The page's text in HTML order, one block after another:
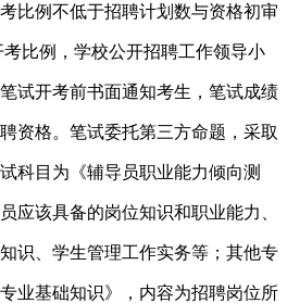
比例不低于招聘计划数与资格初审
比例，学校公开招聘工作领导小
试开考前书面通知考生，笔试成绩
资格。笔试委托第三方命题，采取
科目为《辅导员职业能力倾向测
应该具备的岗位知识和职业能力、
识、学生管理工作实务等；其他专
业基础知识》，内容为招聘岗位所